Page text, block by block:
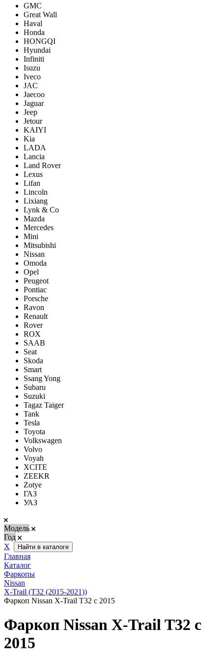
GMC
Great Wall
Haval
Honda
HONGQI
Hyundai
Infiniti
Isuzu
Iveco
JAC
Jaecoo
Jaguar
Jeep
Jetour
KAIYI
Kia
LADA
Lancia
Land Rover
Lexus
Lifan
Lincoln
Lixiang
Lynk & Co
Mazda
Mercedes
Mini
Mitsubishi
Nissan
Omoda
Opel
Peugeot
Pontiac
Porsсhe
Ravon
Renault
Rover
ROX
SAAB
Seat
Skoda
Smart
Ssang Yong
Subaru
Suzuki
Tagaz Taiger
Tank
Tesla
Toyota
Volkswagen
Volvo
Voyah
XCITE
ZEEKR
Zotye
ГАЗ
УАЗ
Модель
Год
Х
Найти в каталоге
Главная
Каталог
Фаркопы
Nissan
X-Trail (T32 (2015-2021))
Фаркоп Nissan X-Trail T32 с 2015
Фаркоп Nissan X-Trail T32 с
2015